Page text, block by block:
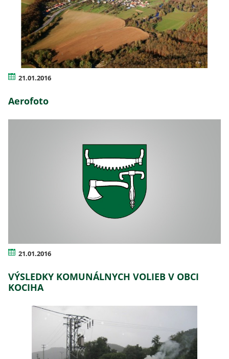
21.01.2016
Aerofoto
21.01.2016
VÝSLEDKY KOMUNÁLNYCH VOLIEB V OBCI
KOCIHA